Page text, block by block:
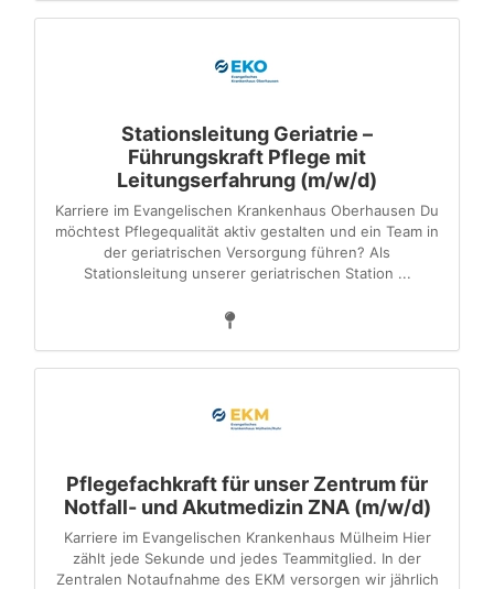
Stationsleitung Geriatrie –
Führungskraft Pflege mit
Leitungserfahrung (m/w/d)
Karriere im Evangelischen Krankenhaus Oberhausen Du
möchtest Pflegequalität aktiv gestalten und ein Team in
der geriatrischen Versorgung führen? Als
Stationsleitung unserer geriatrischen Station ...
Pflegefachkraft für unser Zentrum für
Notfall- und Akutmedizin ZNA (m/w/d)
Karriere im Evangelischen Krankenhaus Mülheim Hier
zählt jede Sekunde und jedes Teammitglied. In der
Zentralen Notaufnahme des EKM versorgen wir jährlich